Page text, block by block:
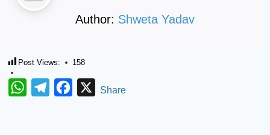
Author: Shweta Yadav
Post Views: 158
WhatsAppTelegramFacebook
XShare